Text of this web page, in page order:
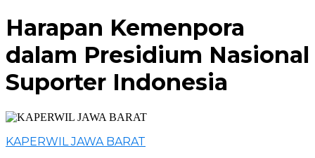
Harapan Kemenpora
dalam Presidium Nasional
Suporter Indonesia
KAPERWIL JAWA BARAT